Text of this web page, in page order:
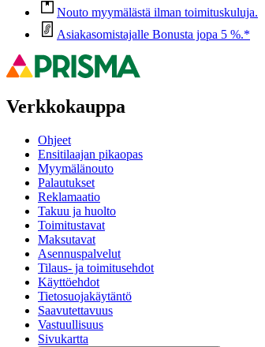
Nouto myymälästä ilman toimituskuluja.
Asiakasomistajalle Bonusta jopa 5 %.*
Verkkokauppa
Ohjeet
Ensitilaajan pikaopas
Myymälänouto
Palautukset
Reklamaatio
Takuu ja huolto
Toimitustavat
Maksutavat
Asennuspalvelut
Tilaus- ja toimitusehdot
Käyttöehdot
Tietosuojakäytäntö
Saavutettavuus
Vastuullisuus
Sivukartta